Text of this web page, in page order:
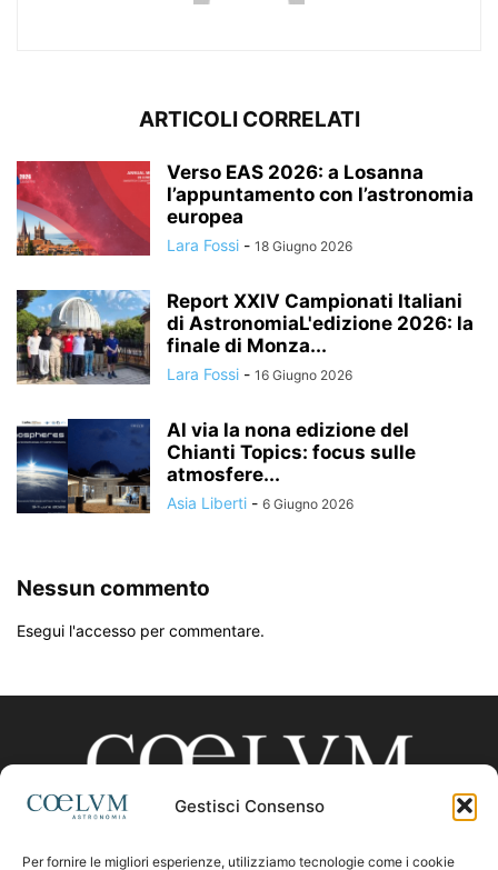
Gestisci Consenso
Per fornire le migliori esperienze, utilizziamo tecnologie come i cookie
ARTICOLI CORRELATI
Verso EAS 2026: a Losanna
l’appuntamento con l’astronomia
europea
Lara Fossi - 18 Giugno 2026
Report XXIV Campionati Italiani
di AstronomiaL'edizione 2026: la
finale di Monza...
Lara Fossi - 16 Giugno 2026
Al via la nona edizione del
Chianti Topics: focus sulle
atmosfere...
Asia Liberti - 6 Giugno 2026
Nessun commento
Esegui l'accesso per commentare.